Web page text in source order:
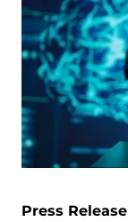
Press Release